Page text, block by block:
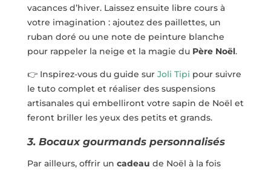
vacances d’hiver. Laissez ensuite libre cours à
votre imagination : ajoutez des paillettes, un
ruban doré ou une note de peinture blanche
pour rappeler la neige et la magie du Père Noël.
👉Inspirez-vous du guide sur Joli Tipi pour suivre
le tuto complet et réaliser des suspensions
artisanales qui embelliront votre sapin de Noël et
feront briller les yeux des petits et grands.
3. Bocaux gourmands personnalisés
Par ailleurs, offrir un cadeau de Noël à la fois